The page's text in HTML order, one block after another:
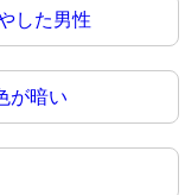
した男性
が暗い